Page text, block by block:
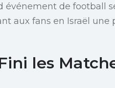
événement de football
aux fans en Israël
les